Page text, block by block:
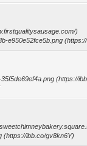
)
e950e52fce5b.png
(https://
(https://ibb.co/gv8kn6Y)